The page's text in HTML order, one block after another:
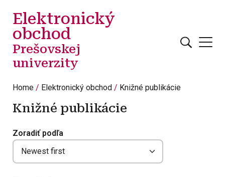
Elektronický
obchod
Prešovskej
univerzity
Home Elektronický obchod Knižné publikácie
Knižné publikácie
Zoradiť podľa